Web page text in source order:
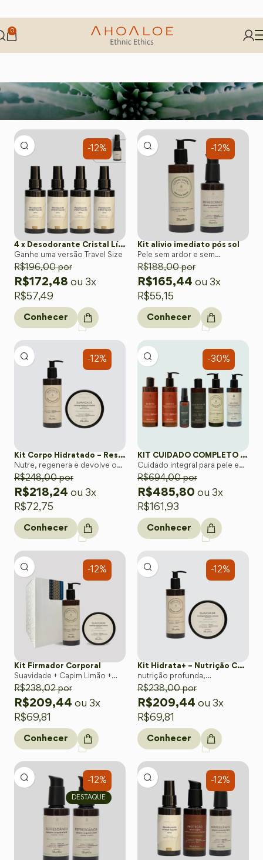
0
-12%
4 x Desodorante Cristal Líquido 115ml
Ganhe uma versão Travel Size
R$196,00por
R$172,48 ou 3x
R$57,49
Conhecer
-12%
Kit alivio imediato pós sol
Pele sem ardor e sem
descascar
R$188,00por
R$165,44 ou 3x
R$55,15
Conhecer
-12%
Kit Corpo Hidratado – Restauração e Maciez Natural da Pele
Nutre, regenera e devolve o
toque aveludado à pele com o
poder da Babosa orgânica.
R$248,00por
R$218,24 ou 3x
R$72,75
Conhecer
-30%
KIT CUIDADO COMPLETO DA CABEÇA AOS PÉS
Cuidado integral para pele e
cabelos enfraquecidos pelo
tratamento, com segurança e
acolhimento.
R$694,00por
R$485,80 ou 3x
R$ 161,93
Conhecer
-12%
Kit Firmador Corporal
Suavidade + Capim Limão +
caixa de presente
R$238,02por
R$209,44 ou 3x
R$69,81
Conhecer
-12%
Kit Hidrata+ – Nutrição Corporal Profunda
nutrição profunda,
luminosidade natural e uma
pele macia
R$238,00por
R$209,44 ou 3x
R$69,81
Conhecer
-12%
DESTAQUE
-12%